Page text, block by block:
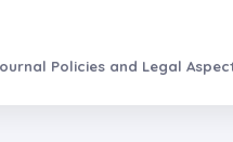
Policies and Legal